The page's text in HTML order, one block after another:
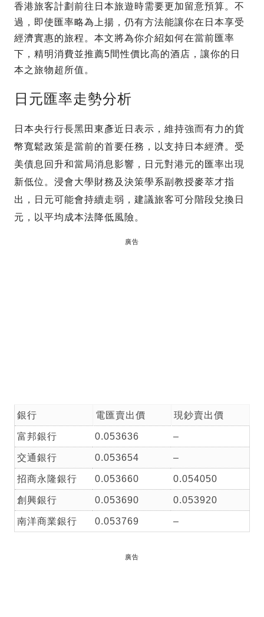
香港旅客計劃前往日本旅遊時需要更加留意預算。不
過，即使匯率略為上揚，仍有方法能讓你在日本享受
經濟實惠的旅程。本文將為你介紹如何在當前匯率
下，精明消費並推薦5間性價比高的酒店，讓你的日
本之旅物超所值。
日元匯率走勢分析
日本央行行長黑田東彥近日表示，維持強而有力的貨
幣寬鬆政策是當前的首要任務，以支持日本經濟。受
美債息回升和當局消息影響，日元對港元的匯率出現
新低位。浸會大學財務及決策學系副教授麥萃才指
出，日元可能會持續走弱，建議旅客可分階段兌換日
元，以平均成本法降低風險。
廣告
銀行 電匯賣出價 現鈔賣出價
富邦銀行 0.053636 –
交通銀行 0.053654 –
招商永隆銀行 0.053660 0.054050
創興銀行 0.053690 0.053920
南洋商業銀行 0.053769 –
廣告